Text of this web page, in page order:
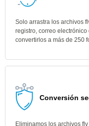
Solo arrastra los archivos
registro, correo
convertirlos a más de 250
Conversión
Eliminamos los archivos